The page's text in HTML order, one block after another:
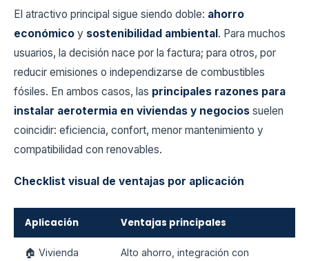
El atractivo principal sigue siendo doble: ahorro
económico y sostenibilidad ambiental. Para muchos
usuarios, la decisión nace por la factura; para otros, por
reducir emisiones o independizarse de combustibles
fósiles. En ambos casos, las principales razones para
instalar aerotermia en viviendas y negocios suelen
coincidir: eficiencia, confort, menor mantenimiento y
compatibilidad con renovables.
Checklist visual de ventajas por aplicación
Aplicación Ventajas principales
🏠 Vivienda
Alto ahorro, integración con